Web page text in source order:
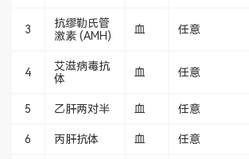
3
抗缪勒氏管
激素 (AMH)
血 任意
4
艾滋病毒抗
体
血 任意
5 乙肝两对半 血 任意
6 丙肝抗体 血 任意